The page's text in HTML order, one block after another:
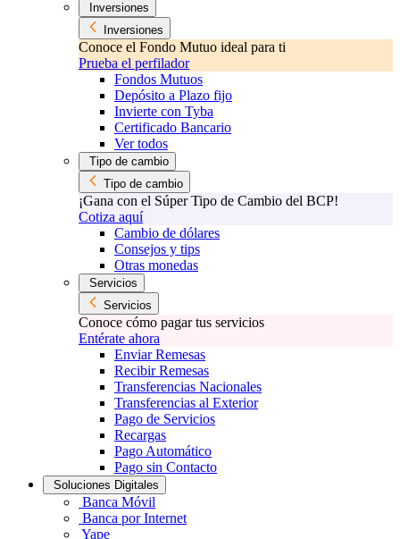
Inversiones
Inversiones
Conoce el Fondo Mutuo ideal para ti
Prueba el perfilador
Fondos Mutuos
Depósito a Plazo fijo
Invierte con Tyba
Certificado Bancario
Ver todos
Tipo de cambio
Tipo de cambio
¡Gana con el Súper Tipo de Cambio del BCP!
Cotiza aquí
Cambio de dólares
Consejos y tips
Otras monedas
Servicios
Servicios
Conoce cómo pagar tus servicios
Entérate ahora
Enviar Remesas
Recibir Remesas
Transferencias Nacionales
Transferencias al Exterior
Pago de Servicios
Recargas
Pago Automático
Pago sin Contacto
Soluciones Digitales
Banca Móvil
Banca por Internet
Yape